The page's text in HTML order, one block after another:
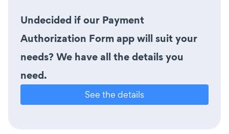
Undecided if our Payment
Authorization Form app will suit your
needs? We have all the details you
need.
See the details